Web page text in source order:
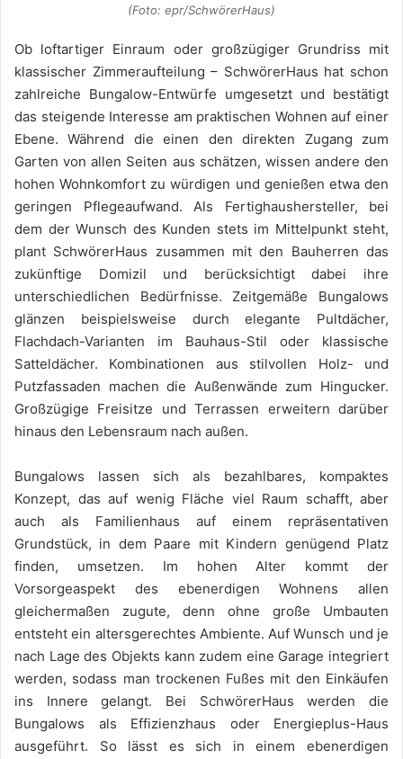
(Foto: epr/SchwörerHaus)
Ob loftartiger Einraum oder großzügiger Grundriss mit
klassischer Zimmeraufteilung – SchwörerHaus hat schon
zahlreiche Bungalow-Entwürfe umgesetzt und bestätigt
das steigende Interesse am praktischen Wohnen auf einer
Ebene. Während die einen den direkten Zugang zum
Garten von allen Seiten aus schätzen, wissen andere den
hohen Wohnkomfort zu würdigen und genießen etwa den
geringen Pflegeaufwand. Als Fertighaushersteller, bei
dem der Wunsch des Kunden stets im Mittelpunkt steht,
plant SchwörerHaus zusammen mit den Bauherren das
zukünftige Domizil und berücksichtigt dabei ihre
unterschiedlichen Bedürfnisse. Zeitgemäße Bungalows
glänzen beispielsweise durch elegante Pultdächer,
Flachdach-Varianten im Bauhaus-Stil oder klassische
Satteldächer. Kombinationen aus stilvollen Holz- und
Putzfassaden machen die Außenwände zum Hingucker.
Großzügige Freisitze und Terrassen erweitern darüber
hinaus den Lebensraum nach außen.
Bungalows lassen sich als bezahlbares, kompaktes
Konzept, das auf wenig Fläche viel Raum schafft, aber
auch als Familienhaus auf einem repräsentativen
Grundstück, in dem Paare mit Kindern genügend Platz
finden, umsetzen. Im hohen Alter kommt der
Vorsorgeaspekt des ebenerdigen Wohnens allen
gleichermaßen zugute, denn ohne große Umbauten
entsteht ein altersgerechtes Ambiente. Auf Wunsch und je
nach Lage des Objekts kann zudem eine Garage integriert
werden, sodass man trockenen Fußes mit den Einkäufen
ins Innere gelangt. Bei SchwörerHaus werden die
Bungalows als Effizienzhaus oder Energieplus-Haus
ausgeführt. So lässt es sich in einem ebenerdigen